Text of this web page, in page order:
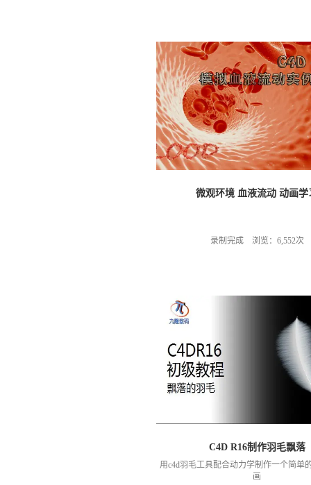
微观环境 血液流动 动画学
录制完成 浏览：6,552次
C4D R16制作羽毛飘落
用c4d羽毛工具配合动力学制作一个简单
画